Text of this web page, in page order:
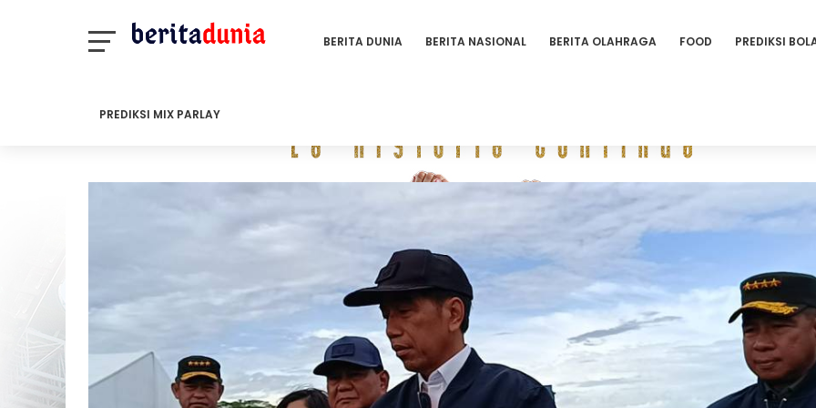
BERITA DUNIA BERITA NASIONAL BERITA OLAHRAGA FOOD PREDIKSI
PREDIKSI MIX PARLAY